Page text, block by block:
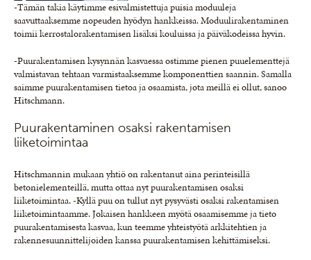
-Tämän takia käytimme esivalmistettuja puisia moduuleja
saavuttaaksemme nopeuden hyödyn hankkeissa. Moduulirakentaminen
toimii kerrostalorakentamisen lisäksi kouluissa ja päiväkodeissa hyvin.
-Puurakentamisen kysynnän kasvaessa ostimme pienen puuelementtejä
valmistavan tehtaan varmistaaksemme komponenttien saannin. Samalla
saimme puurakentamisen tietoa ja osaamista, jota meillä ei ollut, sanoo
Hitschmann.
Puurakentaminen osaksi rakentamisen
liiketoimintaa
Hitschmannin mukaan yhtiö on rakentanut aina perinteisillä
betonielementeillä, mutta ottaa nyt puurakentamisen osaksi
liiketoimintaa. -Kyllä puu on tullut nyt pysyvästi osaksi rakentamisen
liiketoimintaamme. Jokaisen hankkeen myötä osaamisemme ja tieto
puurakentamisesta kasvaa, kun teemme yhteistyötä arkkitehtien ja
rakennesuunnittelijoiden kanssa puurakentamisen kehittämiseksi.